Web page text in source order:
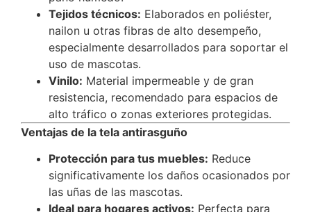
Tejidos técnicos: Elaborados en poliéster,
nailon u otras fibras de alto desempeño,
especialmente desarrollados para soportar el
uso de mascotas.
Vinilo: Material impermeable y de gran
resistencia, recomendado para espacios de
alto tráfico o zonas exteriores protegidas.
Ventajas de la tela antirasguño
Protección para tus muebles: Reduce
significativamente los daños ocasionados por
las uñas de las mascotas.
Ideal para hogares activos: Perfecta para